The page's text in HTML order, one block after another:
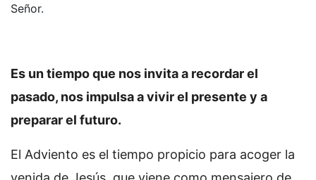
Señor.
Es un tiempo que nos invita a recordar el
pasado, nos impulsa a vivir el presente y a
preparar el futuro.
El Adviento es el tiempo propicio para acoger la